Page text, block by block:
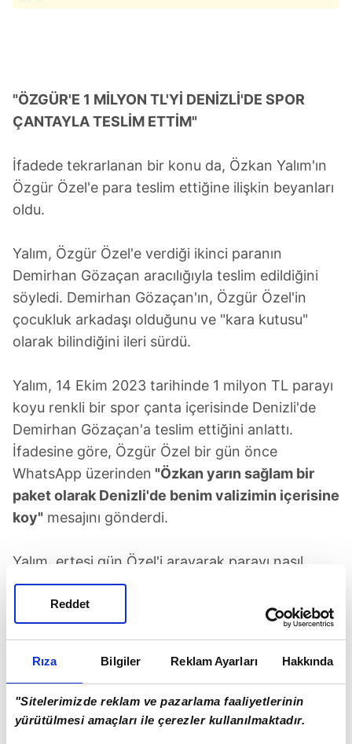
Rıza Bilgiler Reklam Ayarları Hakkında
"Sitelerimizde reklam ve pazarlama faaliyetlerinin
yürütülmesi amaçları ile çerezler kullanılmaktadır.
Reddet
"ÖZGÜR'E 1 MİLYON TL'Yİ DENİZLİ'DE SPOR
ÇANTAYLA TESLİM ETTİM"
İfadede tekrarlanan bir konu da, Özkan Yalım'ın
Özgür Özel'e para teslim ettiğine ilişkin beyanları
oldu.
Yalım, Özgür Özel'e verdiği ikinci paranın
Demirhan Gözaçan aracılığıyla teslim edildiğini
söyledi. Demirhan Gözaçan'ın, Özgür Özel'in
çocukluk arkadaşı olduğunu ve "kara kutusu"
olarak bilindiğini ileri sürdü.
Yalım, 14 Ekim 2023 tarihinde 1 milyon TL parayı
koyu renkli bir spor çanta içerisinde Denizli'de
Demirhan Gözaçan'a teslim ettiğini anlattı.
İfadesine göre, Özgür Özel bir gün önce
WhatsApp üzerinden "Özkan yarın sağlam bir
paket olarak Denizli'de benim valizimin içerisine
koy" mesajını gönderdi.
Yalım, ertesi gün Özel'i arayarak parayı nasıl
teslim edeceğini sorduğunu, Özel'in de kendisine
"Demirhan ile hallet"
dediğini beyan etti.
teslimine ilişkin de açıklamalarda bulundu.
Kendisinin hiçbir zaman parayı "bahçeye attığını"